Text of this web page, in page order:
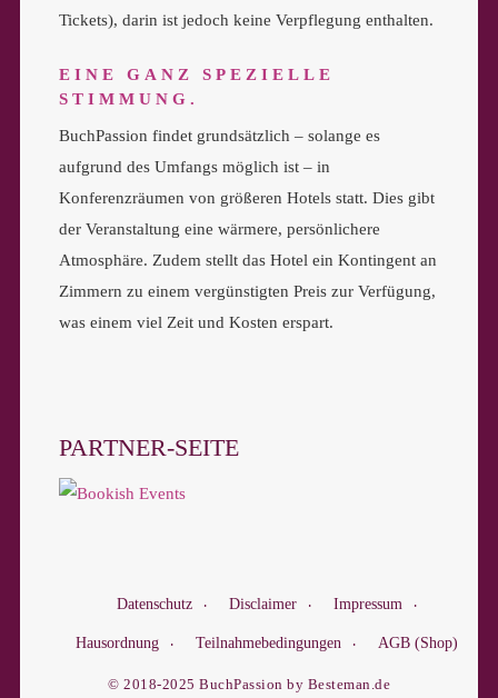
Tickets), darin ist jedoch keine Verpflegung enthalten.
EINE GANZ SPEZIELLE
STIMMUNG.
BuchPassion findet grundsätzlich – solange es
aufgrund des Umfangs möglich ist – in
Konferenzräumen von größeren Hotels statt. Dies gibt
der Veranstaltung eine wärmere, persönlichere
Atmosphäre. Zudem stellt das Hotel ein Kontingent an
Zimmern zu einem vergünstigten Preis zur Verfügung,
was einem viel Zeit und Kosten erspart.
PARTNER-SEITE
Datenschutz Disclaimer Impressum
Hausordnung Teilnahmebedingungen AGB (Shop)
© 2018-2025 BuchPassion by Besteman.de